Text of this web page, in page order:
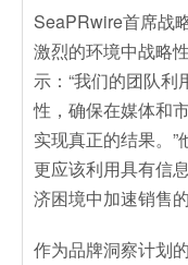
SeaPRwire首席战
激烈的环境中战略
示：“我们的团队
性，确保在媒体和
实现真正的结果。”
更应该利用具有信
济困境中加速销售
作为品牌洞察计划